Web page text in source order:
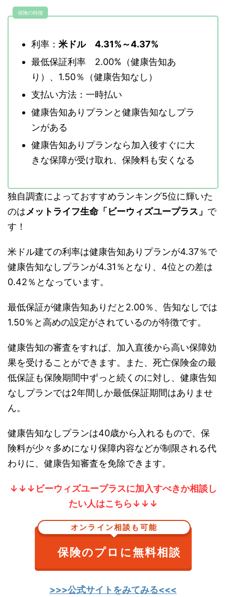
保険の特徴
利率： 米ドル 4.31%～4.37%
最低保証利率 2.00%（健康告知あ
り）、1.50％（健康告知なし）
支払い方法：一時払い
健康告知ありプランと健康告知なしプラ
ンがある
健康告知ありプランなら加入後すぐに大
きな保障が受け取れ、保険料も安くなる
独自調査によっておすすめランキング5位に輝いた
のはメットライフ生命「ビーウィズユープラス」 で
す！
米ドル建ての利率は健康告知ありプランが4.37％で
健康告知なしプランが4.31％となり、4位との差は
0.42％となっています。
最低保証が健康告知ありだと2.00％、告知なしでは
1.50％と高めの設定がされているのが特徴です。
健康告知の審査をすれば、加入直後から高い保障効
果を受けることができます。また、死亡保険金の最
低保証も保険期間中ずっと続くのに対し、健康告知
なしプランでは2年間しか最低保証期間はありませ
ん。
健康告知なしプランは40歳から入れるもので、保
険料が少々多めになり保障内容などが制限される代
わりに、健康告知審査を免除できます。
↓↓↓ビーウィズユープラスに加入すべきか相談し
たい人はこちら↓↓↓
オンライン相談も可能
保険のプロに無料相談
>>>公式サイトをみてみる<<<